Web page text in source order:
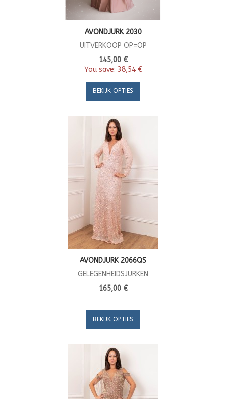
AVONDJURK 2030
UITVERKOOP OP=OP
145,00 €
You save: 38,54 €
BEKIJK OPTIES
AVONDJURK 2066QS
GELEGENHEIDSJURKEN
165,00 €
BEKIJK OPTIES